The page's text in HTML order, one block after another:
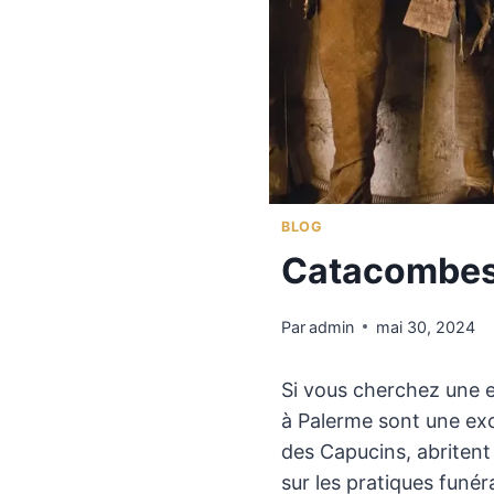
BLOG
Paradmin mai 30, 2024
Si vous cherchez une
à Palerme sont une
des Capucins,
sur les pratiques